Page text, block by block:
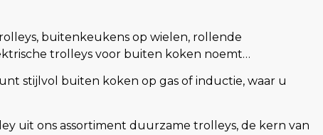
buitenkeukens op wielen, rollende
trolleys voor buiten koken noemt…
stijlvol buiten koken op gas of inductie, waar u
uit ons assortiment duurzame trolleys, de kern van